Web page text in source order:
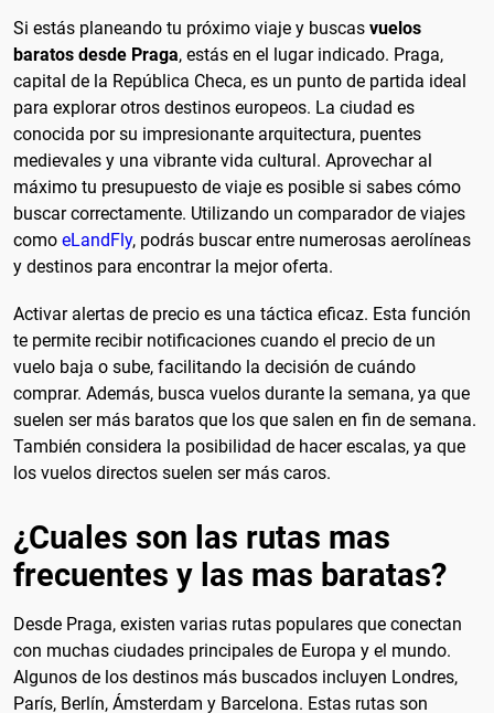
Si estás planeando tu próximo viaje y buscas vuelos
baratos desde Praga, estás en el lugar indicado. Praga,
capital de la República Checa, es un punto de partida ideal
para explorar otros destinos europeos. La ciudad es
conocida por su impresionante arquitectura, puentes
medievales y una vibrante vida cultural. Aprovechar al
máximo tu presupuesto de viaje es posible si sabes cómo
buscar correctamente. Utilizando un comparador de viajes
como eLandFly, podrás buscar entre numerosas aerolíneas
y destinos para encontrar la mejor oferta.
Activar alertas de precio es una táctica eficaz. Esta función
te permite recibir notificaciones cuando el precio de un
vuelo baja o sube, facilitando la decisión de cuándo
comprar. Además, busca vuelos durante la semana, ya que
suelen ser más baratos que los que salen en fin de semana.
También considera la posibilidad de hacer escalas, ya que
los vuelos directos suelen ser más caros.
¿Cuales son las rutas mas
frecuentes y las mas baratas?
Desde Praga, existen varias rutas populares que conectan
con muchas ciudades principales de Europa y el mundo.
Algunos de los destinos más buscados incluyen Londres,
París, Berlín, Ámsterdam y Barcelona. Estas rutas son